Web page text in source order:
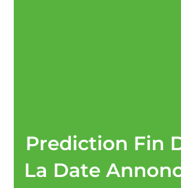
Prediction Fin
La Date